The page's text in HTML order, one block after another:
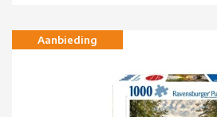
Aanbieding